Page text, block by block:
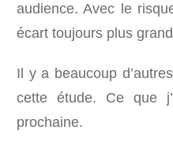
audience. Avec le
écart toujours plus
Il y a beaucoup
cette étude. Ce que
prochaine.